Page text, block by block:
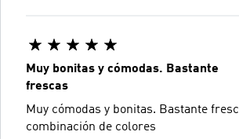
Muy bonitas y cómodas. Bastante
frescas
Muy cómodas y bonitas. Bastante
combinación de colores